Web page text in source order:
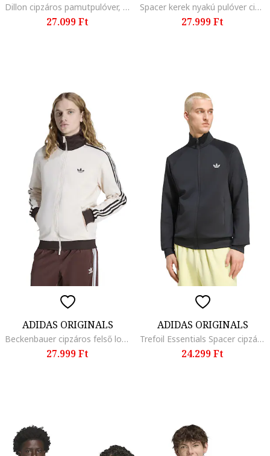
Dillon cipzáros pamutpulóver, Fekete
27.099 Ft
Spacer kerek nyakú pulóver cipzáros zsebekkel, Óceánkék/Halványlila
27.999 Ft
ADIDAS ORIGINALS
Beckenbauer cipzáros felső logóval, Sötétbarna/Csontszín
27.999 Ft
ADIDAS ORIGINALS
Trefoil Essentials Spacer cipzáros pulóver, Fekete
24.299 Ft